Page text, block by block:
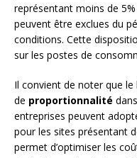
représentant moins de
peuvent être exclues du
conditions. Cette
sur les postes de
Il convient de noter que
de proportionnalité
entreprises peuvent
pour les sites présentant
permet d’optimiser les